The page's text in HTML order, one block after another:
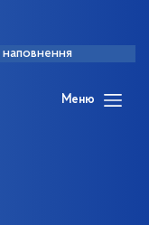
наповнення
Меню